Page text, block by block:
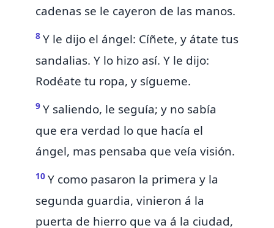
cadenas se le cayeron de las manos.
8 Y le dijo el ángel: Cíñete, y átate tus
sandalias. Y lo hizo así. Y le dijo:
Rodéate tu ropa, y sígueme.
9 Y saliendo, le seguía; y no sabía
que era verdad lo que hacía el
ángel, mas pensaba que veía visión.
10 Y como pasaron la primera y la
segunda guardia, vinieron á la
puerta de hierro que va á la ciudad,